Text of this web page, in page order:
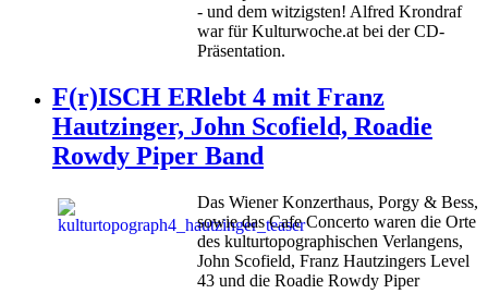
- und dem witzigsten! Alfred Krondraf
war für Kulturwoche.at bei der CD-
Präsentation.
F(r)ISCH ERlebt 4 mit Franz
Hautzinger, John Scofield, Roadie
Rowdy Piper Band
Das Wiener Konzerthaus, Porgy & Bess,
sowie das Cafe Concerto waren die Orte
des kulturtopographischen Verlangens,
John Scofield, Franz Hautzingers Level
43 und die Roadie Rowdy Piper